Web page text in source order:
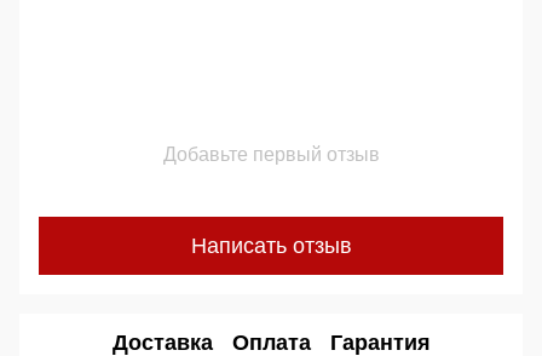
Добавьте первый отзыв
Написать отзыв
Доставка Оплата Гарантия